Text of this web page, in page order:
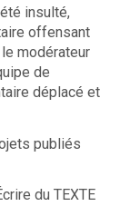
insulté,
offensant
modérateur
de
déplacé et
publiés
du TEXTE